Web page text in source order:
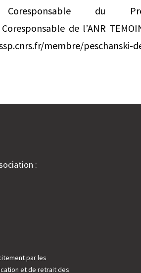
du
de l’ANR
membre/peschanski-
:
par les
et de retrait des